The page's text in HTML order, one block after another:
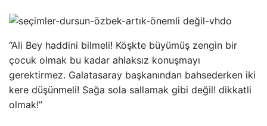
“Ali Bey haddini bilmeli! Köşkte büyümüş zengin bir
çocuk olmak bu kadar ahlaksız konuşmayı
gerektirmez. Galatasaray başkanından bahsederken iki
kere düşünmeli! Sağa sola sallamak gibi değil! dikkatli
olmak!”